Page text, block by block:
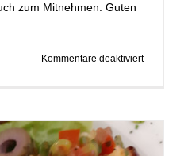
zum Mitnehmen. Guten
Kommentare deaktiviertfür